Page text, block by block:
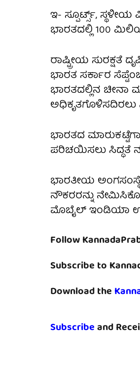
ಇ- ಸ್ಪೂರ್ಟ್ಸ್,
ಭಾರತದಲ್ಲಿ 100
ರಾಷ್ಟ್ರೀಯ ಸುರಕ್ಷತೆ
ಭಾರತ ಸರ್ಕಾರ
ಭಾರತದಲ್ಲಿನ ಚೀನಾ
ಭಾರತದ
ಪರಿಚಯಿಸಲು ಸಿದ್ಧತೆ
ಭಾರತೀಯ
ನೌಕರರನ್ನು
ಮೊಬೈಲ್ ಇಂಡಿಯಾ
Follow
Subscribe to
Download the
Subscribeand